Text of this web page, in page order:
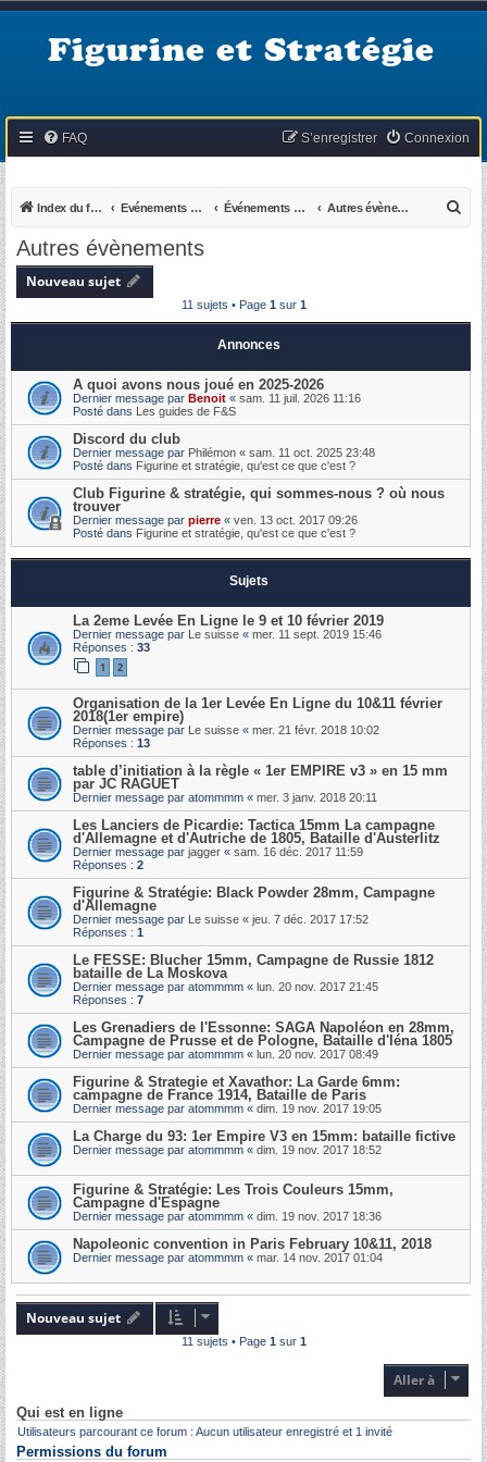
Figurine et Stratégie
FAQ Connexion
S’enregistrer
Index du forum Evénements du KB Événements passés Autres évènements
Autres évènements
Nouveau sujet
11 sujets • Page 1 sur 1
Annonces
A quoi avons nous joué en 2025-2026
Dernier message par Benoit « sam. 11 juil. 2026 11:16
Posté dans Les guides de F&S
Discord du club
Dernier message par Philémon « sam. 11 oct. 2025 23:48
Posté dans Figurine et stratégie, qu'est ce que c'est ?
Club Figurine & stratégie, qui sommes-nous ? où nous
trouver
Dernier message par pierre « ven. 13 oct. 2017 09:26
Posté dans Figurine et stratégie, qu'est ce que c'est ?
Sujets
La 2eme Levée En Ligne le 9 et 10 février 2019
Dernier message par Le suisse « mer. 11 sept. 2019 15:46
Réponses : 33
1 2
Organisation de la 1er Levée En Ligne du 10&11 février
2018(1er empire)
Dernier message par Le suisse « mer. 21 févr. 2018 10:02
Réponses : 13
table d’initiation à la règle « 1er EMPIRE v3 » en 15 mm
par JC RAGUET
Dernier message par atommmm « mer. 3 janv. 2018 20:11
Les Lanciers de Picardie: Tactica 15mm La campagne
d'Allemagne et d'Autriche de 1805, Bataille d'Austerlitz
Dernier message par jagger « sam. 16 déc. 2017 11:59
Réponses : 2
Figurine & Stratégie: Black Powder 28mm, Campagne
d'Allemagne
Dernier message par Le suisse « jeu. 7 déc. 2017 17:52
Réponses : 1
Le FESSE: Blucher 15mm, Campagne de Russie 1812
bataille de La Moskova
Dernier message par atommmm « lun. 20 nov. 2017 21:45
Réponses : 7
Les Grenadiers de l'Essonne: SAGA Napoléon en 28mm,
Campagne de Prusse et de Pologne, Bataille d'Iéna 1805
Dernier message par atommmm « lun. 20 nov. 2017 08:49
Figurine & Strategie et Xavathor: La Garde 6mm:
campagne de France 1914, Bataille de Paris
Dernier message par atommmm « dim. 19 nov. 2017 19:05
La Charge du 93: 1er Empire V3 en 15mm: bataille fictive
Dernier message par atommmm « dim. 19 nov. 2017 18:52
Figurine & Stratégie: Les Trois Couleurs 15mm,
Campagne d'Espagne
Dernier message par atommmm « dim. 19 nov. 2017 18:36
Napoleonic convention in Paris February 10&11, 2018
Dernier message par atommmm « mar. 14 nov. 2017 01:04
Nouveau sujet
11 sujets • Page 1 sur 1
Aller à
Qui est en ligne
Utilisateurs parcourant ce forum : Aucun utilisateur enregistré et 1 invité
Permissions du forum